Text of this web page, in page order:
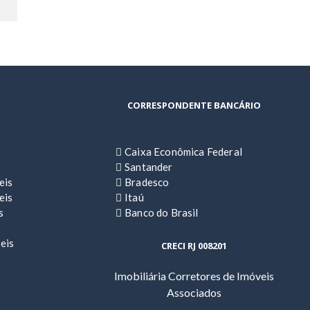
CORRESPONDENTE BANCÁRIO
Caixa Econômica Federal
Santander
Bradesco
Itaú
Banco do Brasil
CRECI RJ 008201
Imobiliária Corretores de Imóveis
Associados